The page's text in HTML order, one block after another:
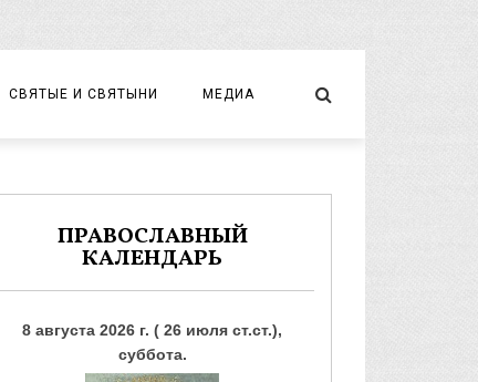
СВЯТЫЕ И СВЯТЫНИ МЕДИА
ФОТО
ПРАВОСЛАВНЫЙ
КАЛЕНДАРЬ
8 августа 2026 г. ( 26 июля ст.ст.),
суббота.